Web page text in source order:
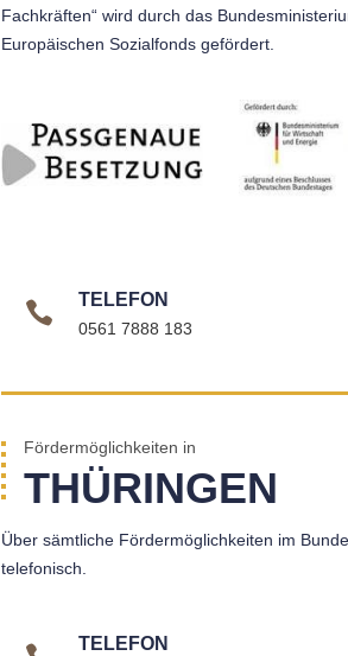
Fachkräften“ wird durch das
Europäischen Sozialfonds gefördert.
TELEFON
0561 7888 183
Fördermöglichkeiten in
THÜRINGEN
Über sämtliche Fördermöglichkeiten im
telefonisch.
TELEFON